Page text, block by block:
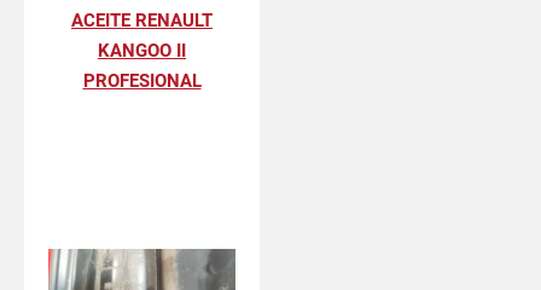
ACEITE RENAULT
KANGOO II
PROFESIONAL